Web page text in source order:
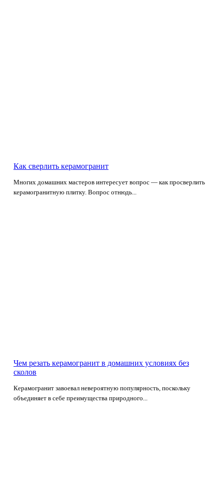
Как сверлить керамогранит
Многих домашних мастеров интересует вопрос — как просверлить
керамогранитную плитку. Вопрос отнюдь...
Чем резать керамогранит в домашних условиях без
сколов
Керамогранит завоевал невероятную популярность, поскольку
объединяет в себе преимущества природного...